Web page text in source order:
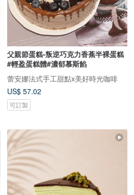
父親節蛋糕-叛逆巧克力香蕉半裸蛋糕
#輕盈蛋糕體#濃郁慕斯餡
蕾安娜法式手工甜點x美好時光咖啡
US$ 57.02
可訂製